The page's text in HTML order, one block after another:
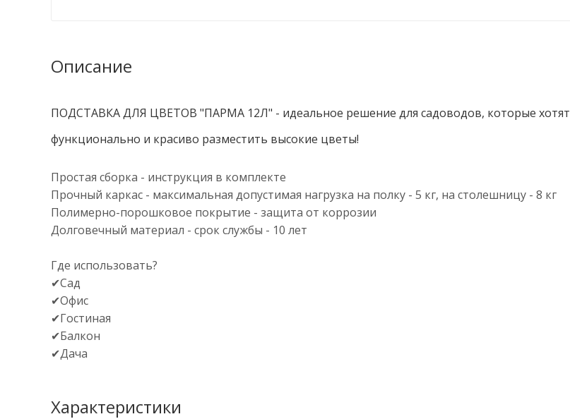
Описание
ПОДСТАВКА ДЛЯ ЦВЕТОВ "ПАРМА 12Л" - идеальное решение для садоводов, которые хотят
функционально и красиво разместить высокие цветы!
Простая сборка - инструкция в комплекте
Прочный каркас - максимальная допустимая нагрузка на полку - 5 кг, на столешницу - 8 кг
Полимерно-порошковое покрытие - защита от коррозии
Долговечный материал - срок службы - 10 лет
Где использовать?
✔Сад
✔Офис
✔Гостиная
✔Балкон
✔Дача
Характеристики